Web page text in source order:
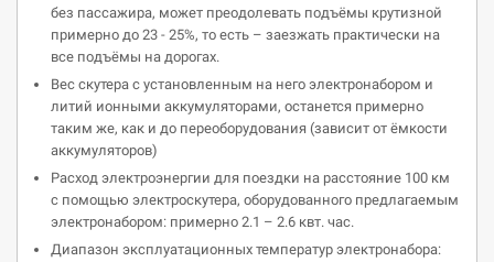
без пассажира, может преодолевать подъёмы крутизной
примерно до 23 - 25%, то есть – заезжать практически на
все подъёмы на дорогах.
Вес скутера с установленным на него электронабором и
литий ионными аккумуляторами, останется примерно
таким же, как и до переоборудования (зависит от ёмкости
аккумуляторов)
Расход электроэнергии для поездки на расстояние 100 км
с помощью электроскутера, оборудованного предлагаемым
электронабором: примерно 2.1 – 2.6 квт. час.
Диапазон эксплуатационных температур электронабора: